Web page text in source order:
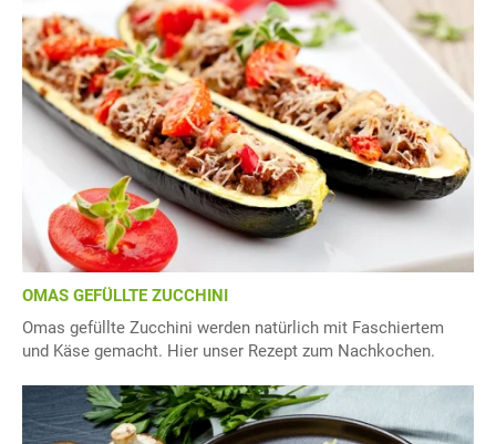
OMAS GEFÜLLTE ZUCCHINI
Omas gefüllte Zucchini werden natürlich mit Faschiertem
und Käse gemacht. Hier unser Rezept zum Nachkochen.